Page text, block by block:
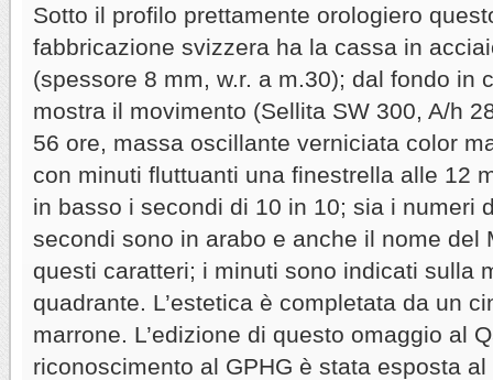
Sotto il profilo prettamente orologiero
fabbricazione svizzera ha la cassa in
(spessore 8 mm, w.r. a m.30); dal fondo in
mostra il movimento (Sellita SW 300, A/h
56 ore, massa oscillante verniciata color
con minuti fluttuanti una finestrella alle 12
in basso i secondi di 10 in 10; sia i numeri
secondi sono in arabo e anche il nome del
questi caratteri; i minuti sono indicati sulla
quadrante. L’estetica è completata da un
marrone. L’edizione di questo omaggio al
riconoscimento al GPHG è stata esposta